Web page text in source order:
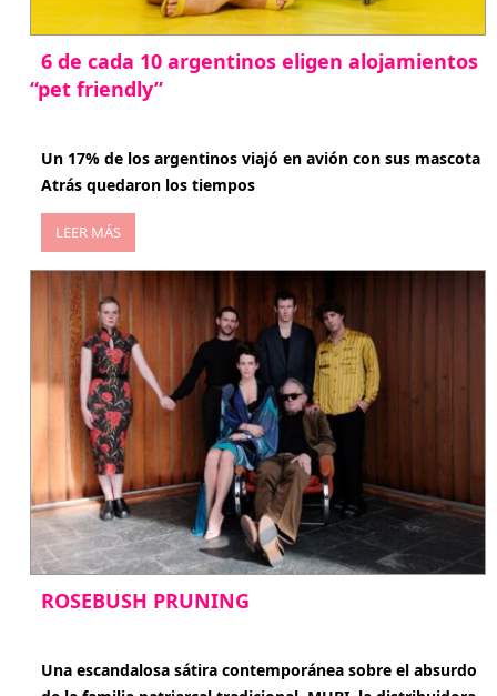
6 de cada 10 argentinos eligen alojamientos
“pet friendly”
Un 17% de los argentinos viajó en avión con sus mascota
Atrás quedaron los tiempos
LEER MÁS
ROSEBUSH PRUNING
Una escandalosa sátira contemporánea sobre el absurdo